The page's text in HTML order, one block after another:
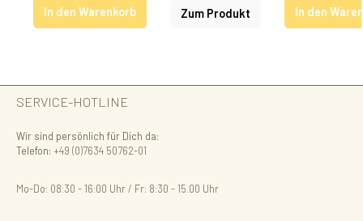
In den Warenkorb Zum Produkt In den
SERVICE-HOTLINE
Wir sind persönlich für Dich da:
Telefon: +49 (0)7634 50762-01
Mo-Do: 08:30 - 16:00 Uhr / Fr: 8:30 - 15.00 Uhr